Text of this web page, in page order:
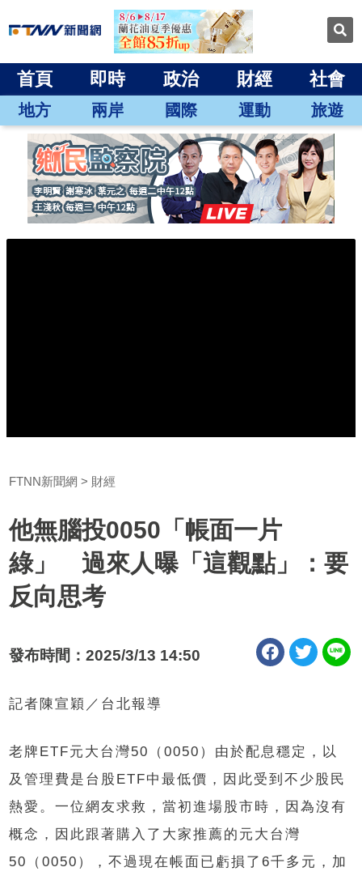
首頁 即時 政治 財經 社會
地方 兩岸 國際 運動 旅遊
FTNN新聞網 財經
他無腦投0050「帳面一片
綠」 過來人曝「這觀點」：要
反向思考
發布時間：2025/3/13 14:50
記者陳宣穎／台北報導
老牌ETF元大台灣50（0050）由於配息穩定，以
及管理費是台股ETF中最低價，因此受到不少股民
熱愛。一位網友求救，當初進場股市時，因為沒有
概念，因此跟著購入了大家推薦的元大台灣
50（0050），不過現在帳面已虧損了6千多元，加